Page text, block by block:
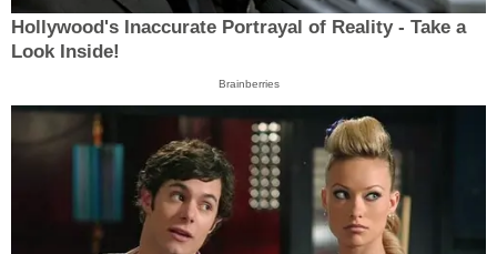
Hollywood's Inaccurate Portrayal of Reality - Take a
Look Inside!
Brainberries